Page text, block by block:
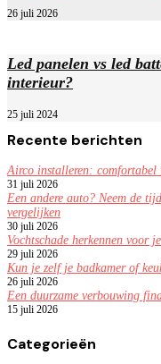
26 juli 2026
Led panelen vs led
interieur?
25 juli 2024
Recente berichten
Airco installeren: comfortabel
31 juli 2026
Een andere auto? Neem de
vergelijken
30 juli 2026
Vochtschade herkennen voor
29 juli 2026
Kun je zelf je badkamer of
26 juli 2026
Een duurzame verbouwing
15 juli 2026
Categorieën